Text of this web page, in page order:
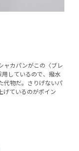
ャカパンがこの〈ブレ
しているので、撥水
代物だ。さりげないパ
げているのがポイン